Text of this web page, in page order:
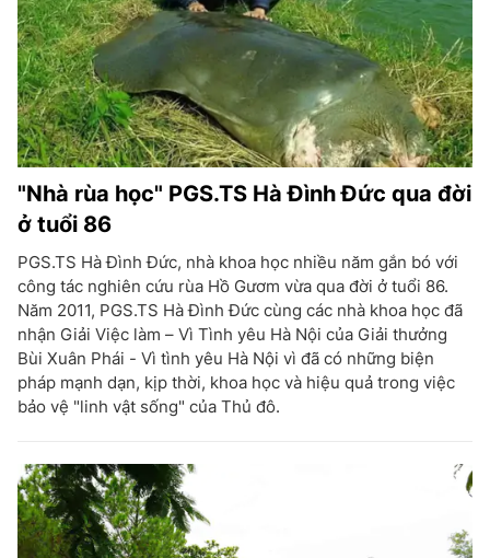
"Nhà rùa học" PGS.TS Hà Đình Đức qua đời
ở tuổi 86
PGS.TS Hà Đình Đức, nhà khoa học nhiều năm gắn bó với
công tác nghiên cứu rùa Hồ Gươm vừa qua đời ở tuổi 86.
Năm 2011, PGS.TS Hà Đình Đức cùng các nhà khoa học đã
nhận Giải Việc làm – Vì Tình yêu Hà Nội của Giải thưởng
Bùi Xuân Phái - Vì tình yêu Hà Nội vì đã có những biện
pháp mạnh dạn, kịp thời, khoa học và hiệu quả trong việc
bảo vệ "linh vật sống" của Thủ đô.